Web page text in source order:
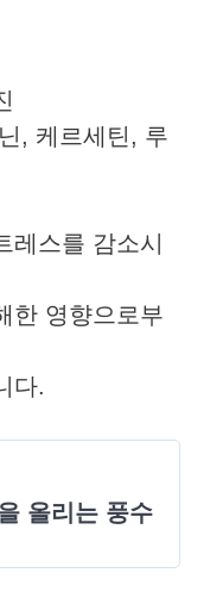
, 케르세틴, 루
레스를 감소시
한 영향으로부
다.
올리는 풍수